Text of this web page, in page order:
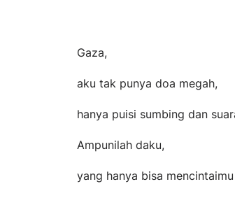
Gaza,
aku tak punya doa megah,
hanya puisi sumbing dan
Ampunilah daku,
yang hanya bisa